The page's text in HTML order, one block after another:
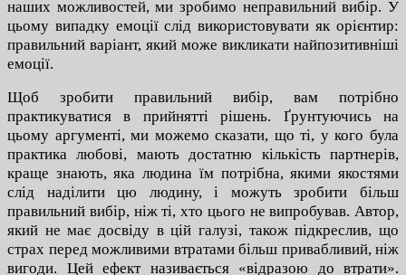
наших можливостей, ми зробимо неправильний вибір. У
цьому випадку емоції слід використовувати як орієнтир:
правильний варіант, який може викликати найпозитивніші
емоції.
Щоб зробити правильний вибір, вам потрібно
практикуватися в прийнятті рішень. Ґрунтуючись на
цьому аргументі, ми можемо сказати, що ті, у кого була
практика любові, мають достатню кількість партнерів,
краще знають, яка людина їм потрібна, якими якостями
слід наділити цю людину, і можуть зробити більш
правильний вибір, ніж ті, хто цього не випробував. Автор,
який не має досвіду в цій галузі, також підкреслив, що
страх перед можливими втратами більш привабливий, ніж
вигоди. Цей ефект називається «відразою до втрати».